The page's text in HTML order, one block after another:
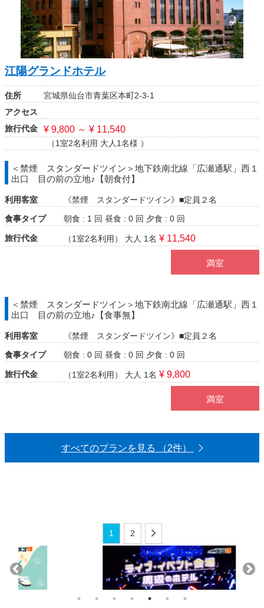
江陽グランドホテル
住所
宮城県仙台市青葉区本町2-3-1
アクセス
旅行代金
¥ 9,800 ～ ¥ 11,540
（1室2名利用 大人1名様 ）
＜禁煙 スタンダードツイン＞地下鉄南北線「広瀬通駅」西１
出口 目の前の立地♪【朝食付】
利用客室
《禁煙 スタンダードツイン》■定員２名
食事タイプ
朝食 : 1 回 昼食 : 0 回 夕食 : 0 回
旅行代金 （1室2名利用） 大人 1名 ¥ 11,540
満室
＜禁煙 スタンダードツイン＞地下鉄南北線「広瀬通駅」西１
出口 目の前の立地♪【食事無】
利用客室
《禁煙 スタンダードツイン》■定員２名
食事タイプ
朝食 : 0 回 昼食 : 0 回 夕食 : 0 回
旅行代金 （1室2名利用） 大人 1名 ¥ 9,800
満室
すべてのプランを見る （2件）
1 2